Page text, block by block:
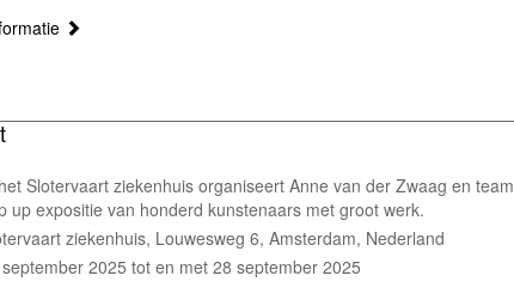
Slotervaart ziekenhuis organiseert Anne van der Zwaag en
up expositie van honderd kunstenaars met groot werk.
ziekenhuis, Louwesweg 6, Amsterdam, Nederland
2025 tot en met 28 september 2025